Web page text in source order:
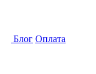
Блог Оплата